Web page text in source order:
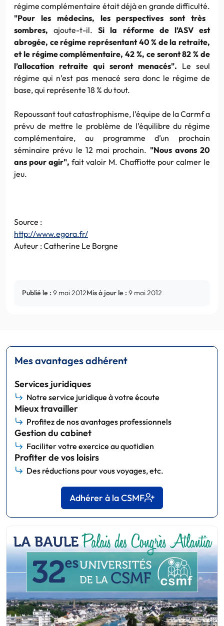
régime complémentaire était déjà en grande difficulté.
"Pour les médecins, les perspectives sont très
sombres, ajoute-t-il.Si la réforme de l’ASV est
abrogée, ce régime représentant 40 % de la retraite,
et le régime complémentaire, 42 %, ce seront 82 % de
l’allocation retraite qui seront menacés". Le seul
régime qui n’est pas menacé sera donc le régime de
base, qui représente 18 % du tout.
Repoussant tout catastrophisme, l’équipe de la Carmf a
prévu de mettre le problème de l’équilibre du régime
complémentaire, au programme d’un prochain
séminaire prévu le 12 mai prochain. "Nous avons 20
ans pour agir", fait valoir M. Chaffiotte pour calmer le
jeu.
Source :
http://www.egora.fr/
Auteur : Catherine Le Borgne
Publié le : 9 mai 2012Mis à jour le : 9 mai 2012
Mes avantages adhérent
Services juridiques
Notre service juridique à votre écoute
Mieux travailler
Profitez de nos avantages professionnels
Gestion du cabinet
Faciliter votre exercice au quotidien
Profiter de vos loisirs
Des réductions pour vous voyages, etc.
Adhérer à la CSMF